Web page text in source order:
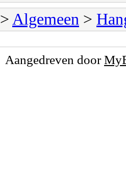
> Algemeen >
Aangedreven door